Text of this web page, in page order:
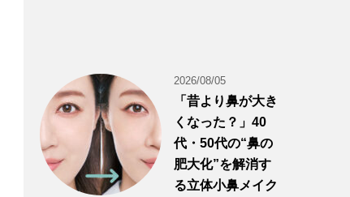
2026/08/05
「昔より鼻が大き
くなった？」40
代・50代の“鼻の
肥大化”を解消す
る立体小鼻メイク